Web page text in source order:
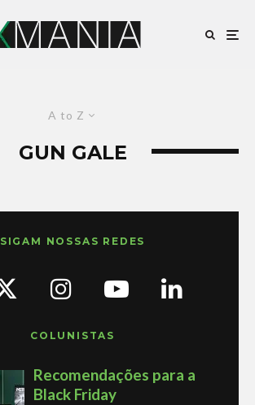
A to Z
GUN GALE
SIGAM NOSSAS REDES
COLUNISTAS
Recomendações para a
Black Friday